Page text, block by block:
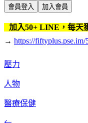
會員登入 加入會員
加入50+ LINE，每天
→ https://fiftyplus.pse.im/
壓力
人物
醫療保健